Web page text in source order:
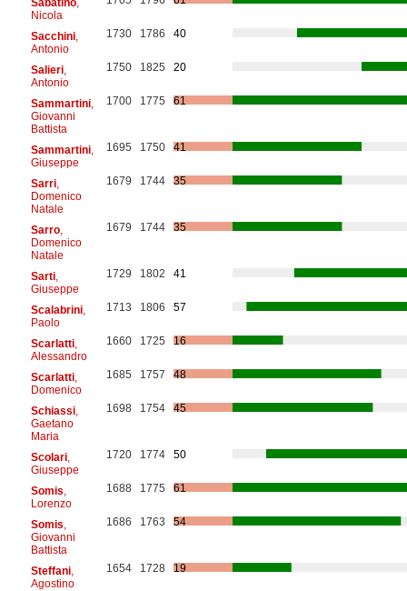
Nicola
Sacchini,
Antonio
1730 1786 40
Salieri,
Antonio
1750 1825 20
Sammartini,
Giovanni
Battista
1700 1775 61
Sammartini,
Giuseppe
1695 1750 41
Sarri,
Domenico
Natale
1679 1744 35
Sarro,
Domenico
Natale
1679 1744 35
Sarti,
Giuseppe
1729 1802 41
Scalabrini,
Paolo
1713 1806 57
Scarlatti,
Alessandro
1660 1725 16
Scarlatti,
Domenico
1685 1757 48
Schiassi,
Gaetano
Maria
1698 1754 45
Scolari,
Giuseppe
1720 1774 50
Somis
Lorenzo
1688 1775 61
Somis
Giovanni
Battista
1686 1763 54
Steffani,
Agostino
1654 1728 19